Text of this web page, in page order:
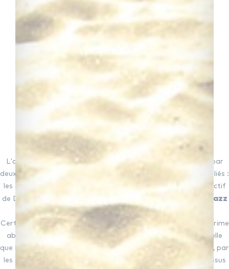
L'actualité musicale de la semaine dernière a été marquée par
deux événements en apparence sans rapport, mais pourtant liés :
les quatre "Victoires de la musique 2013" attribuées au
collectif
de DJs
jazz
Donald BYRD
Certes, le morceau le plus connu de C2C évoque surtout de prime
abord la
house music très travaillée de lafrench touch- telle
que l'ont illustrée DAFT PUNK ou plus récemment JUSTICE -, par
les collages musicaux virtuoses qu'il fait tourbillonner au-dessus